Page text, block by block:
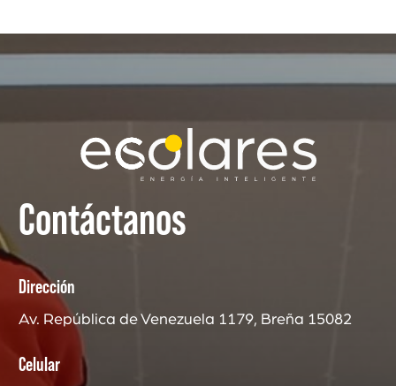
Contáctanos
Dirección
Av. República de Venezuela 1179, Breña 15082
Celular